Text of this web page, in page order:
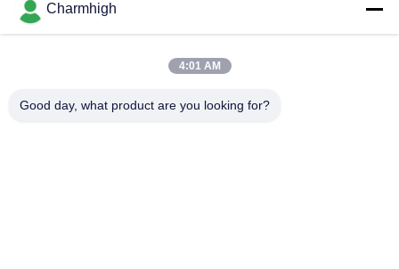
Desain sempit TC06 Modul presisi tinggi SMT Pick and Place
Machine 6 Kepala Dukungan 01005
Charmhigh TM08 PCBA Manufaktur Mesin Penempatan
Charmhigh
4:01 AM
Good day, what product are you looking for?